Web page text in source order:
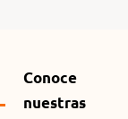
Conoce
nuestras